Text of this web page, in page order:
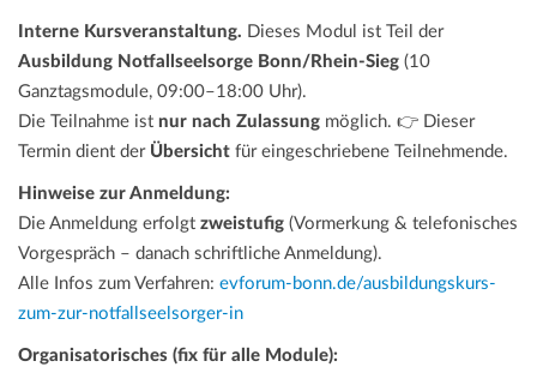
Interne Kursveranstaltung. Dieses Modul ist Teil der
Ausbildung Notfallseelsorge Bonn/Rhein-Sieg (10
Ganztagsmodule, 09:00–18:00 Uhr).
Die Teilnahme ist nur nach Zulassung möglich. 👉 Dieser
Termin dient der Übersicht für eingeschriebene Teilnehmende.
Hinweise zur Anmeldung:
Die Anmeldung erfolgt zweistufig (Vormerkung & telefonisches
Vorgespräch – danach schriftliche Anmeldung).
Alle Infos zum Verfahren: evforum-bonn.de/ausbildungskurs-
zum-zur-notfallseelsorger-in
Organisatorisches (fix für alle Module):